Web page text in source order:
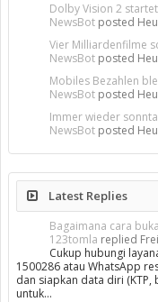
Dolby Vision 2
NewsBot posted
Vier Milliardenfilme
NewsBot posted
Mobiles Bezahlen
NewsBot posted
Immer wieder
NewsBot posted
Latest Replies
Bagaimana cara
123tomla replied
Cukup hubungi
1500286 atau WhatsApp
dan siapkan data diri
untuk…